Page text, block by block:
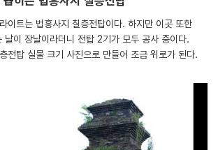
이트는 법흥사지 칠층전탑이다. 하지만 이곳 또한
날이 장날이라더니 전탑 2기가 모두 공사 중이다.
전탑 실물 크기 사진으로 만들어 조금 위로가 된다.